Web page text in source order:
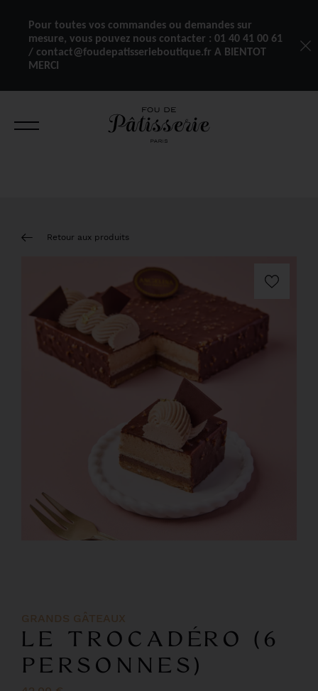
Pour toutes vos commandes ou demandes sur
mesure, vous pouvez nous contacter : 01 40 41 00 61
/ contact@foudepatisserieboutique.fr A BIENTOT
MERCI
Retour aux produits
GRANDS GÂTEAUX
LE TROCADÉRO (6
PERSONNES)